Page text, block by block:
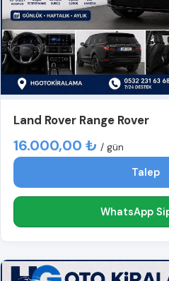
Land Rover Range Rover
16.000,00 ₺ / gün
Talep
WhatsApp